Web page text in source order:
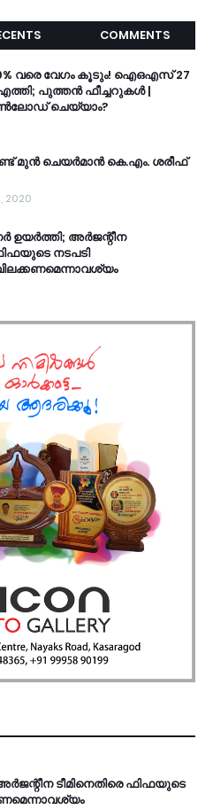
COMMENTS
വരെ വേഗം കൂടും! ഐഒഎസ് 27
എത്തി; പുത്തൻ ഫീച്ചറുകൾ |
ചെയ്യാം?
മുൻ ചെയർമാൻ കെ.എം. ശരീഫ്​
2020
ഉയർത്തി; അർജന്റീന
നടപടി
ടീമിനെതിരെ ഫിഫയുടെ